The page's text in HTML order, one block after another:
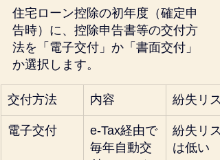
住宅ローン控除の初年度（確定申
告時）に、控除申告書等の交付方
法を「電子交付」か「書面交付」
か選択します。
交付方法 内容 紛失リス
電子交付
e-Tax経由で
毎年自動交
紛失リス
は低い